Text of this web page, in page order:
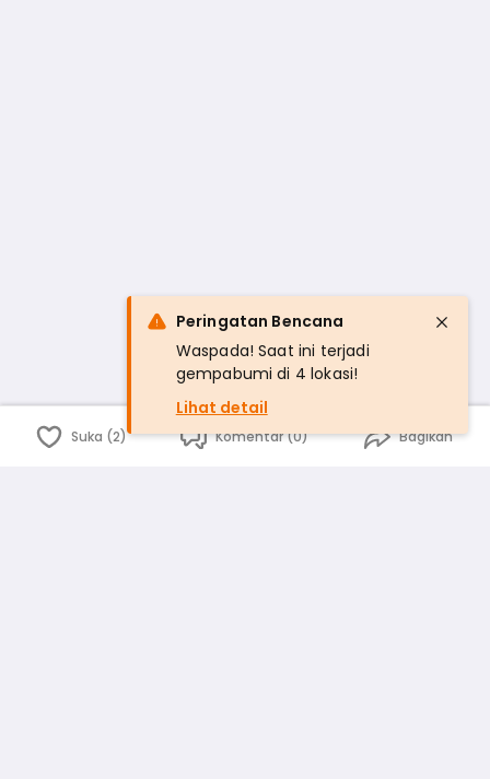
Suka (2) Komentar (0) Bagikan
Peringatan Bencana
Waspada! Saat ini terjadi
gempabumi di 4 lokasi!
Lihat detail